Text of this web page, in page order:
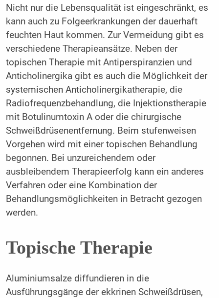
Nicht nur die Lebensqualität ist eingeschränkt, es
kann auch zu Folgeerkrankungen der dauerhaft
feuchten Haut kommen. Zur Vermeidung gibt es
verschiedene Therapieansätze. Neben der
topischen Therapie mit Antiperspiranzien und
Anticholinergika gibt es auch die Möglichkeit der
systemischen Anticholinergikatherapie, die
Radiofrequenzbehandlung, die Injektionstherapie
mit Botulinumtoxin A oder die chirurgische
Schweißdrüsenentfernung. Beim stufenweisen
Vorgehen wird mit einer topischen Behandlung
begonnen. Bei unzureichendem oder
ausbleibendem Therapieerfolg kann ein anderes
Verfahren oder eine Kombination der
Behandlungsmöglichkeiten in Betracht gezogen
werden.
Topische Therapie
Aluminiumsalze diffundieren in die
Ausführungsgänge der ekkrinen Schweißdrüsen,